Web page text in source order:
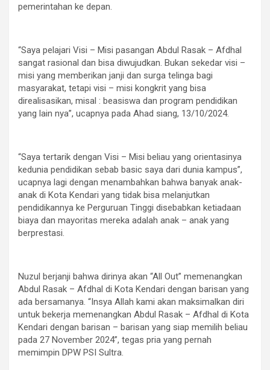
pemerintahan ke depan.
“Saya pelajari Visi – Misi pasangan Abdul Rasak – Afdhal
sangat rasional dan bisa diwujudkan. Bukan sekedar visi –
misi yang memberikan janji dan surga telinga bagi
masyarakat, tetapi visi – misi kongkrit yang bisa
direalisasikan, misal : beasiswa dan program pendidikan
yang lain nya”, ucapnya pada Ahad siang, 13/10/2024.
“Saya tertarik dengan Visi – Misi beliau yang orientasinya
kedunia pendidikan sebab basic saya dari dunia kampus”,
ucapnya lagi dengan menambahkan bahwa banyak anak-
anak di Kota Kendari yang tidak bisa melanjutkan
pendidikannya ke Perguruan Tinggi disebabkan ketiadaan
biaya dan mayoritas mereka adalah anak – anak yang
berprestasi.
Nuzul berjanji bahwa dirinya akan “All Out” memenangkan
Abdul Rasak – Afdhal di Kota Kendari dengan barisan yang
ada bersamanya. “Insya Allah kami akan maksimalkan diri
untuk bekerja memenangkan Abdul Rasak – Afdhal di Kota
Kendari dengan barisan – barisan yang siap memilih beliau
pada 27 November 2024”, tegas pria yang pernah
memimpin DPW PSI Sultra.